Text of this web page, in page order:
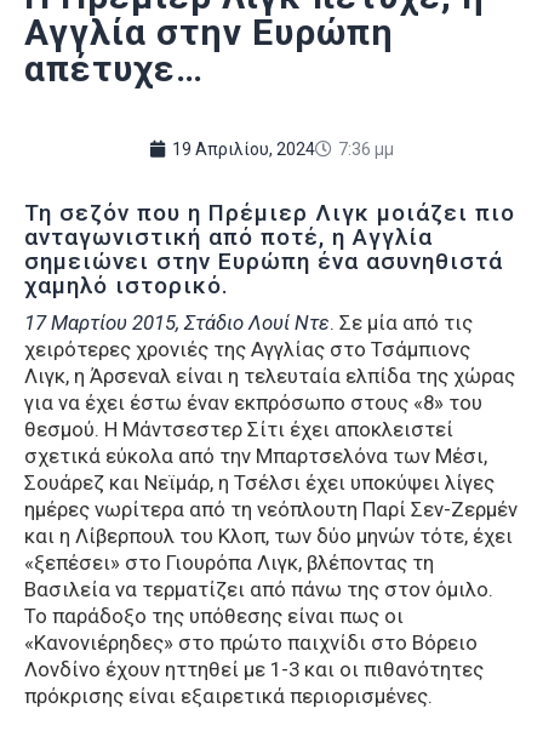
Αγγλία στην Ευρώπη
απέτυχε…
19 Απριλίου, 2024 7:36 μμ
Τη σεζόν που η Πρέμιερ Λιγκ μοιάζει πιο
ανταγωνιστική από ποτέ, η Αγγλία
σημειώνει στην Ευρώπη ένα ασυνηθιστά
χαμηλό ιστορικό.
17 Μαρτίου 2015, Στάδιο Λουί Ντε. Σε μία από τις
χειρότερες χρονιές της Αγγλίας στο Τσάμπιονς
Λιγκ, η Άρσεναλ είναι η τελευταία ελπίδα της χώρας
για να έχει έστω έναν εκπρόσωπο στους «8» του
θεσμού. Η Μάντσεστερ Σίτι έχει αποκλειστεί
σχετικά εύκολα από την Μπαρτσελόνα των Μέσι,
Σουάρεζ και Νεϊμάρ, η Τσέλσι έχει υποκύψει λίγες
ημέρες νωρίτερα από τη νεόπλουτη Παρί Σεν-Ζερμέν
και η Λίβερπουλ του Κλοπ, των δύο μηνών τότε, έχει
«ξεπέσει» στο Γιουρόπα Λιγκ, βλέποντας τη
Βασιλεία να τερματίζει από πάνω της στον όμιλο.
Το παράδοξο της υπόθεσης είναι πως οι
«Κανονιέρηδες» στο πρώτο παιχνίδι στο Βόρειο
Λονδίνο έχουν ηττηθεί με 1-3 και οι πιθανότητες
πρόκρισης είναι εξαιρετικά περιορισμένες.